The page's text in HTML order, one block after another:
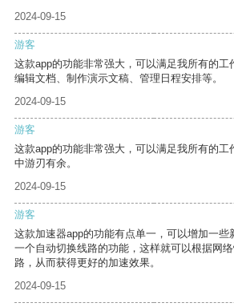
2024-09-15
游客
这款app的功能非常强大，可以满足我所有的工
编辑文档、制作演示文稿、管理日程安排等。
2024-09-15
游客
这款app的功能非常强大，可以满足我所有的工
中游刃有余。
2024-09-15
游客
这款加速器app的功能有点单一，可以增加一些
一个自动切换线路的功能，这样就可以根据网
路，从而获得更好的加速效果。
2024-09-15